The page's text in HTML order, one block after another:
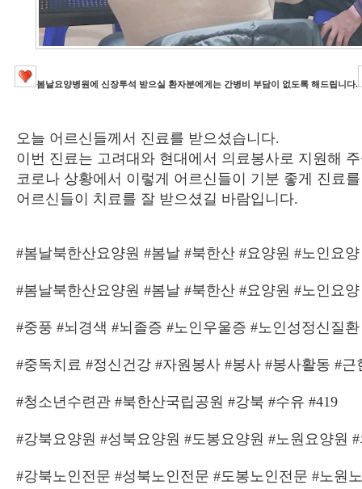
봄날요양병원에 신장투석 받으실 환자분에게는 간병비 부담이 없도록 해드립니다.
오늘 어르신들께서 진료를 받으셨습니다.
이번 진료는 고려대와 현대에서 의료봉사로 지원해
코로나 상황에서 이렇게 어르신들이 기분 좋게 진료
어르신들이 치료를 잘 받으셨길 바람입니다.
#봄날북한산요양원 #봄날 #북한산 #요양원 #노인요
#봄날북한산요양원 #봄날 #북한산 #요양원 #노인요
#중풍 #뇌경색 #뇌졸증 #노인우울증 #노인성정신질
#중독치료 #정신건강 #자원봉사 #봉사 #봉사활동 #근
#청소년수련관 #북한산국립공원 #강북 #수유 #419
#강북요양원 #성북요양원 #도봉요양원 #노원요양원
#강북노인전문 #성북노인전문 #도봉노인전문 #노원